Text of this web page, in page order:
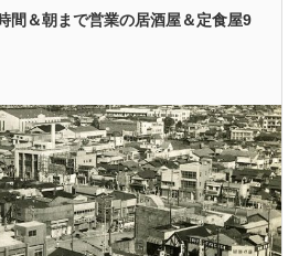
間＆朝まで営業の居酒屋＆定食屋9